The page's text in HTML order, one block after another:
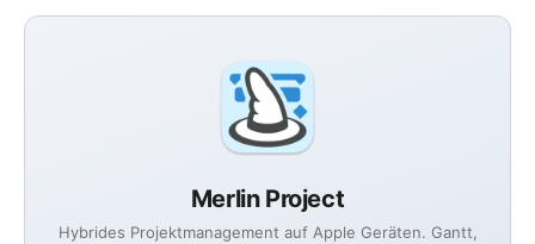
Merlin Project
Hybrides Projektmanagement auf Apple Geräten. Gantt,